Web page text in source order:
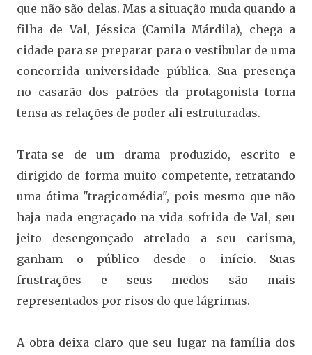
que não são delas. Mas a situação muda quando a
filha de Val, Jéssica (Camila Márdila), chega a
cidade para se preparar para o vestibular de uma
concorrida universidade pública. Sua presença
no casarão dos patrões da protagonista torna
tensa as relações de poder ali estruturadas.
Trata-se de um drama produzido, escrito e
dirigido de forma muito competente, retratando
uma ótima "tragicomédia", pois mesmo que não
haja nada engraçado na vida sofrida de Val, seu
jeito desengonçado atrelado a seu carisma,
ganham o público desde o início. Suas
frustrações e seus medos são mais
representados por risos do que lágrimas.
A obra deixa claro que seu lugar na família dos